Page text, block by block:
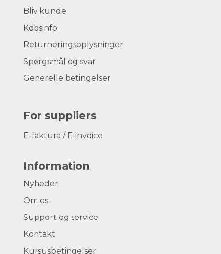
Bliv kunde
Købsinfo
Returneringsoplysninger
Spørgsmål og svar
Generelle betingelser
For suppliers
E-faktura / E-invoice
Information
Nyheder
Om os
Support og service
Kontakt
Kursusbetingelser